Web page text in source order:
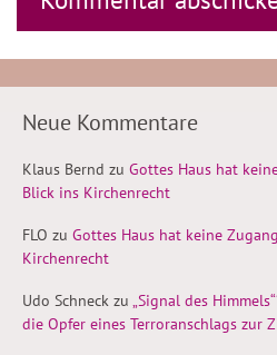
Neue Kommentare
Klaus Bernd zu Gottes Haus hat
Blick ins Kirchenrecht
FLO zu Gottes Haus hat keine
Kirchenrecht
Udo Schneck zu „Signal des
die Opfer eines Terroranschlags zur